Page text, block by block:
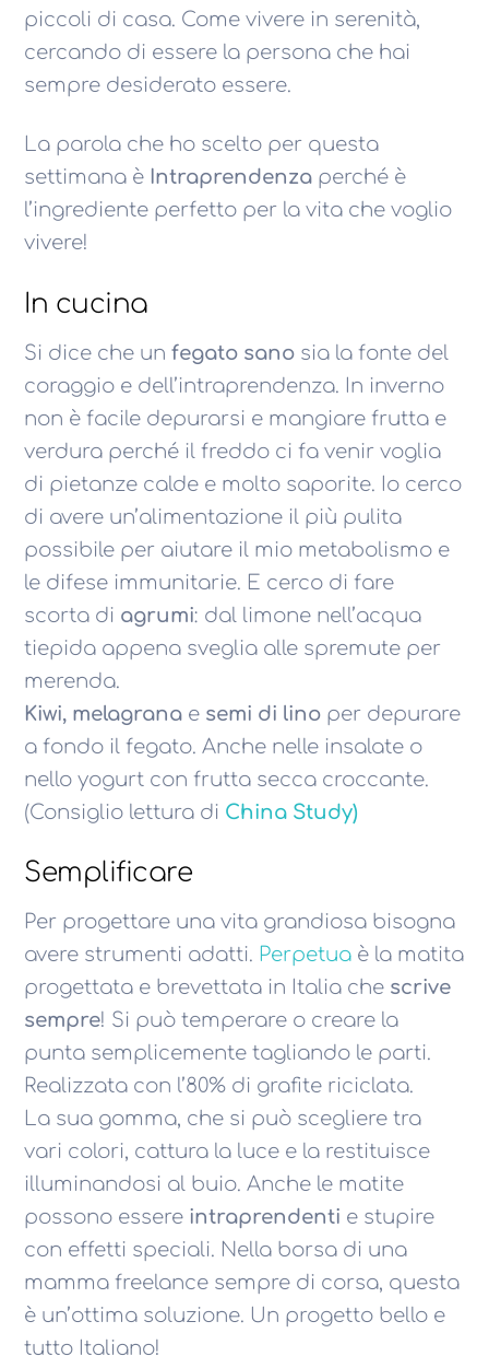
piccoli di casa. Come vivere in serenità,
cercando di essere la persona che hai
sempre desiderato essere.
La parola che ho scelto per questa
settimana è Intraprendenza perché è
l’ingrediente perfetto per la vita che voglio
vivere!
In cucina
Si dice che unfegato sano sia la fonte del
coraggio e dell’intraprendenza. In inverno
non è facile depurarsi e mangiare frutta e
verdura perché il freddo ci fa venir voglia
di pietanze calde e molto saporite. Io cerco
di avere un’alimentazione il più pulita
possibile per aiutare il mio metabolismo e
le difese immunitarie. E cerco di fare
scorta di agrumi: dal limone nell’acqua
tiepida appena sveglia alle spremute per
merenda.
Kiwi, melagrana e semi di lino per depurare
a fondo il fegato. Anche nelle insalate o
nello yogurt con frutta secca croccante.
(Consiglio lettura di China Study)
Semplificare
Per progettare una vita grandiosa bisogna
avere strumenti adatti. Perpetua è la matita
progettata e brevettata in Italia che scrive
sempre! Si può temperare o creare la
punta semplicemente tagliando le parti.
Realizzata con l’80% di grafite riciclata.
La sua gomma, che si può scegliere tra
vari colori, cattura la luce e la restituisce
illuminandosi al buio. Anche le matite
possono essere intraprendenti e stupire
con effetti speciali. Nella borsa di una
mamma freelance sempre di corsa, questa
è un’ottima soluzione. Un progetto bello e
tutto Italiano!